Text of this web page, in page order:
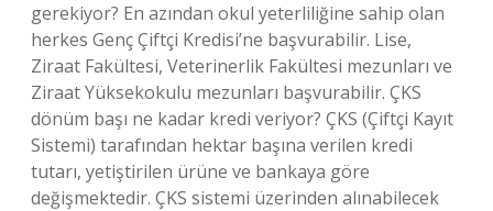
gerekiyor? En azından okul yeterliliğine sahip olan
herkes Genç Çiftçi Kredisi’ne başvurabilir. Lise,
Ziraat Fakültesi, Veterinerlik Fakültesi mezunları ve
Ziraat Yüksekokulu mezunları başvurabilir. ÇKS
dönüm başı ne kadar kredi veriyor? ÇKS (Çiftçi Kayıt
Sistemi) tarafından hektar başına verilen kredi
tutarı, yetiştirilen ürüne ve bankaya göre
değişmektedir. ÇKS sistemi üzerinden alınabilecek